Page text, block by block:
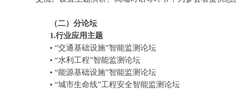
（二）分论坛
1.行业应用主题
• “交通基础设施”智能监测论坛
• “水利工程”智能监测论坛
• “能源基础设施”智能监测论坛
• “城市生命线”工程安全智能监测论坛